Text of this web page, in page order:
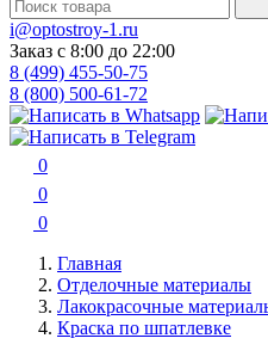
i@optostroy-1.ru
Заказ с 8:00 до 22:00
8 (499) 455-50-75
8 (800) 500-61-72
0
0
0
Главная
Отделочные материалы
Лакокрасочные
Краска по шпатлевке